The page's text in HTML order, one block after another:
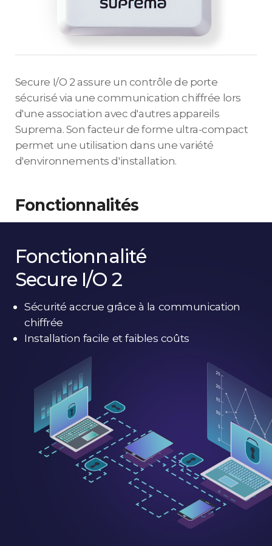
Secure I/O 2 assure un contrôle de porte
sécurisé via une communication chiffrée lors
d'une association avec d'autres appareils
Suprema. Son facteur de forme ultra-compact
permet une utilisation dans une variété
d'environnements d'installation.
Fonctionnalités
Fonctionnalité
Secure I/O 2
Sécurité accrue grâce à la communication
chiffrée
Installation facile et faibles coûts